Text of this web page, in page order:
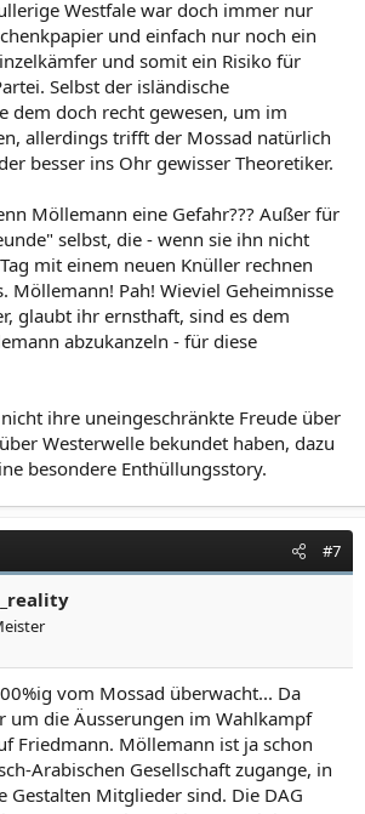
Westfale war doch immer nur
und einfach nur noch ein
und somit ein Risiko für
Selbst der isländische
dem doch recht gewesen, um im
allerdings trifft der Mossad natürlich
besser ins Ohr gewisser Theoretiker.
Möllemann eine Gefahr??? Außer für
selbst, die - wenn sie ihn nicht
mit einem neuen Knüller rechnen
Möllemann! Pah! Wieviel Geheimnisse
glaubt ihr ernsthaft, sind es dem
abzukanzeln - für diese
ihre uneingeschränkte Freude über
Westerwelle bekundet haben, dazu
besondere Enthüllungsstory.
#7
vom Mossad überwacht... Da
um die Äusserungen im Wahlkampf
Friedmann. Möllemann ist ja schon
Arabischen Gesellschaft zugange, in
Gestalten Mitglieder sind. Die DAG